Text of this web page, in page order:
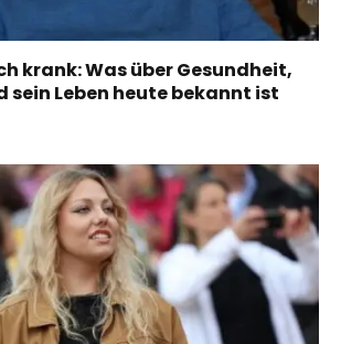
krank: Was über Gesundheit,
sein Leben heute bekannt ist